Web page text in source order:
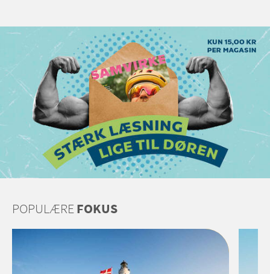
POPULÆREFOKUS